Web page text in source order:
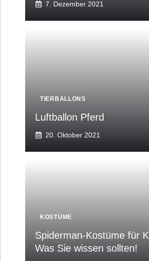
7. Dezember 2021
TIERBALLONS
Luftballon Pferd
20. Oktober 2021
KOSTÜME
Spiderman-Kostüme für
Was Sie wissen sollten!